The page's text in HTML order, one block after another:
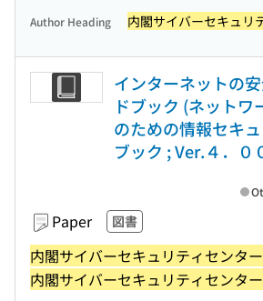
Author Heading 内閣サイバーセキュリ
インターネットの
ドブック (ネットワ
のための情報セキ
ブック ; Ver.４．０
Paper 図書
内閣サイバーセキュリティセンター
内閣サイバーセキュリティセンター